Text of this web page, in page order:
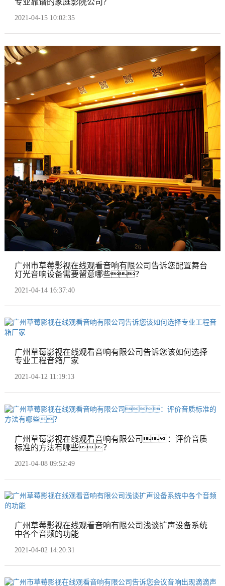
专业靠谱的家庭影院公司?
2021-04-15 10:02:35
广州市草莓影视在线观看音响有限公司告诉您配置舞台
灯光音响设备需要留意哪些？
2021-04-14 16:37:40
广州草莓影视在线观看音响有限公司告诉您该如何选择
专业工程音箱厂家
2021-04-12 11:19:13
广州草莓影视在线观看音响有限公司：评价音质
标准的方法有哪些？
2021-04-08 09:52:49
广州草莓影视在线观看音响有限公司浅谈扩声设备系统
中各个音频的功能
2021-04-02 14:20:31